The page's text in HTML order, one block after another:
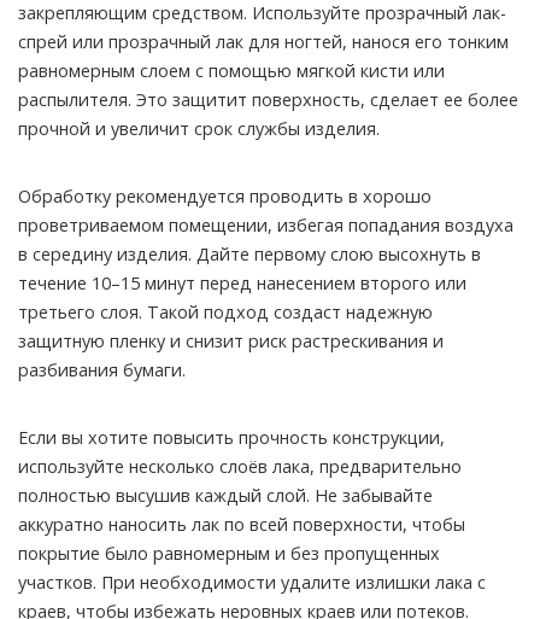
закрепляющим средством. Используйте прозрачный лак-
спрей или прозрачный лак для ногтей, нанося его тонким
равномерным слоем с помощью мягкой кисти или
распылителя. Это защитит поверхность, сделает ее более
прочной и увеличит срок службы изделия.
Обработку рекомендуется проводить в хорошо
проветриваемом помещении, избегая попадания воздуха
в середину изделия. Дайте первому слою высохнуть в
течение 10–15 минут перед нанесением второго или
третьего слоя. Такой подход создаст надежную
защитную пленку и снизит риск растрескивания и
разбивания бумаги.
Если вы хотите повысить прочность конструкции,
используйте несколько слоёв лака, предварительно
полностью высушив каждый слой. Не забывайте
аккуратно наносить лак по всей поверхности, чтобы
покрытие было равномерным и без пропущенных
участков. При необходимости удалите излишки лака с
краев, чтобы избежать неровных краев или потеков.